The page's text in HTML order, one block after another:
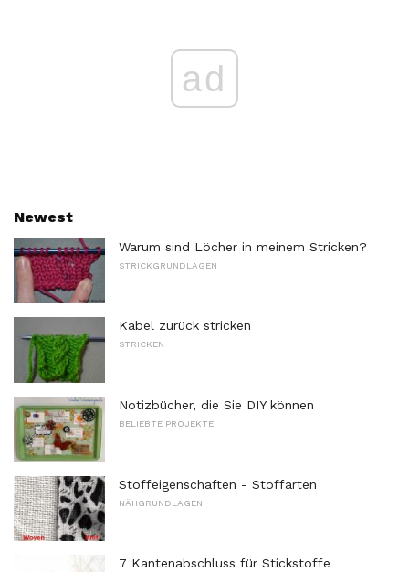
ad
Newest
Warum sind Löcher in meinem Stricken?
STRICKGRUNDLAGEN
Kabel zurück stricken
STRICKEN
Notizbücher, die Sie DIY können
BELIEBTE PROJEKTE
Stoffeigenschaften - Stoffarten
NÄHGRUNDLAGEN
7 Kantenabschluss für Stickstoffe